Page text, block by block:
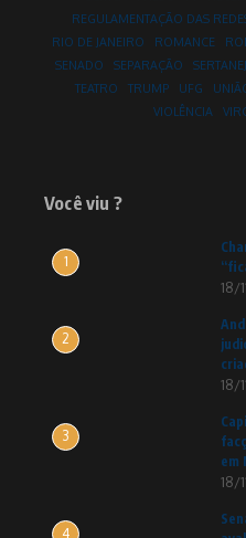
REGULAMENTAÇÃO DAS
RIO DE JANEIRO
ROMANCE
SENADO
SEPARAÇÃO
TEATRO
TRUMP UFG
VIOLÊNCIA
Você viu ?
1
18/
2
18/
3
em
18/
4